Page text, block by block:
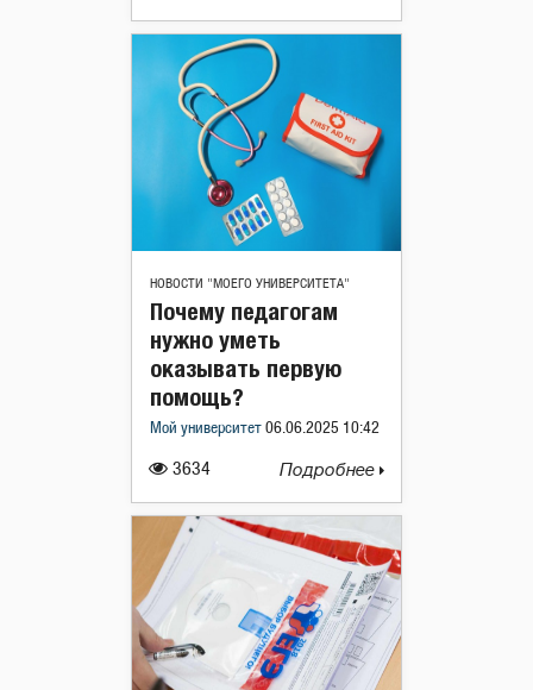
НОВОСТИ "МОЕГО УНИВЕРСИТЕТА"
3634
Почему педагогам
нужно уметь
оказывать первую
помощь?
Мой университет 06.06.2025 10:42
Подробнее